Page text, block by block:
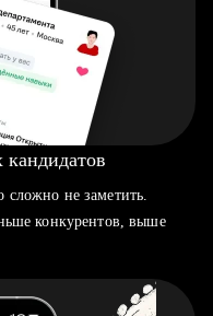
сложно не заметить.
конкурентов, выше